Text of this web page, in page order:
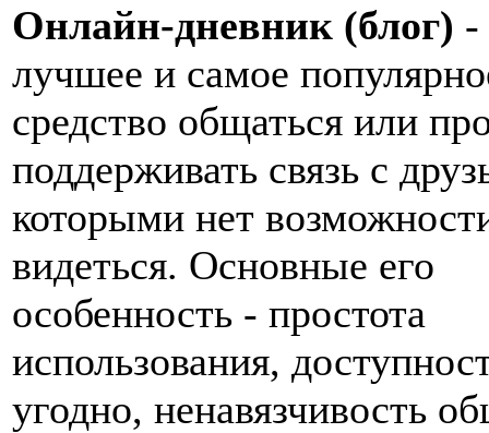
Онлайн-дневник (блог) -
лучшее и самое
средство общаться или
поддерживать связь с
которыми нет
видеться. Основные его
особенность - простота
использования,
угодно, ненавязчивость